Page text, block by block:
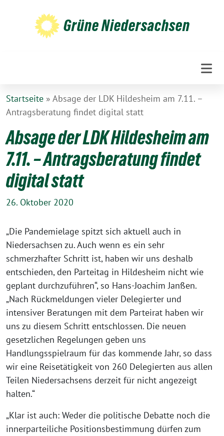
Grüne Niedersachsen
Startseite » Absage der LDK Hildesheim am 7.11. –
Antragsberatung findet digital statt
Absage der LDK Hildesheim am
7.11. – Antragsberatung findet
digital statt
26. Oktober 2020
„Die Pandemielage spitzt sich aktuell auch in
Niedersachsen zu. Auch wenn es ein sehr
schmerzhafter Schritt ist, haben wir uns deshalb
entschieden, den Parteitag in Hildesheim nicht wie
geplant durchzuführen“, so Hans-Joachim Janßen.
„Nach Rückmeldungen vieler Delegierter und
intensiver Beratungen mit dem Parteirat haben wir
uns zu diesem Schritt entschlossen. Die neuen
gesetzlichen Regelungen geben uns
Handlungsspielraum für das kommende Jahr, so dass
wir eine Reisetätigkeit von 260 Delegierten aus allen
Teilen Niedersachsens derzeit für nicht angezeigt
halten.“
„Klar ist auch: Weder die politische Debatte noch die
innerparteiliche Positionsbestimmung dürfen zum